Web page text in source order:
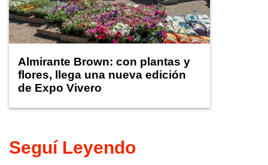
Almirante Brown: con plantas y
flores, llega una nueva edición
de Expo Vivero
Seguí Leyendo